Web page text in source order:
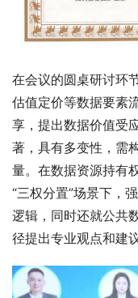
在会议的圆桌研讨环
估值定价等数据要素
享，提出数据价值受
著，具有多变性，需
量。在数据资源持有
“三权分置”场景下，
逻辑，同时还就公共
径提出专业观点和建议